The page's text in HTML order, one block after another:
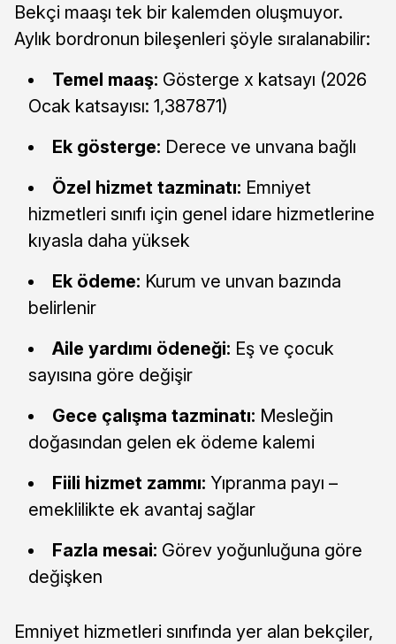
Bekçi maaşı tek bir kalemden oluşmuyor.
Aylık bordronun bileşenleri şöyle sıralanabilir:
Temel maaş: Gösterge x katsayı (2026
Ocak katsayısı: 1,387871)
Ek gösterge: Derece ve unvana bağlı
Özel hizmet tazminatı: Emniyet
hizmetleri sınıfı için genel idare hizmetlerine
kıyasla daha yüksek
Ek ödeme: Kurum ve unvan bazında
belirlenir
Aile yardımı ödeneği: Eş ve çocuk
sayısına göre değişir
Gece çalışma tazminatı: Mesleğin
doğasından gelen ek ödeme kalemi
Fiili hizmet zammı: Yıpranma payı –
emeklilikte ek avantaj sağlar
Fazla mesai: Görev yoğunluğuna göre
değişken
Emniyet hizmetleri sınıfında yer alan bekçiler,